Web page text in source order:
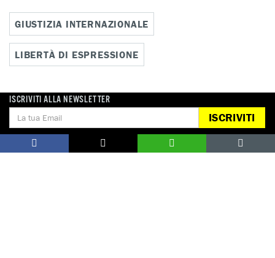
GIUSTIZIA INTERNAZIONALE
LIBERTÀ DI ESPRESSIONE
Notizie correlate per paese
CINA
ISCRIVITI ALLA NEWSLETTER
ISCRIVITI